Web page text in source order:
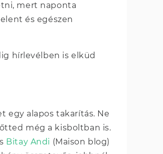
mert naponta
és egészen
hírlevélben is elküd
egy alapos takarítás. Ne
még a kisboltban is.
Bitay Andi (Maison blog)